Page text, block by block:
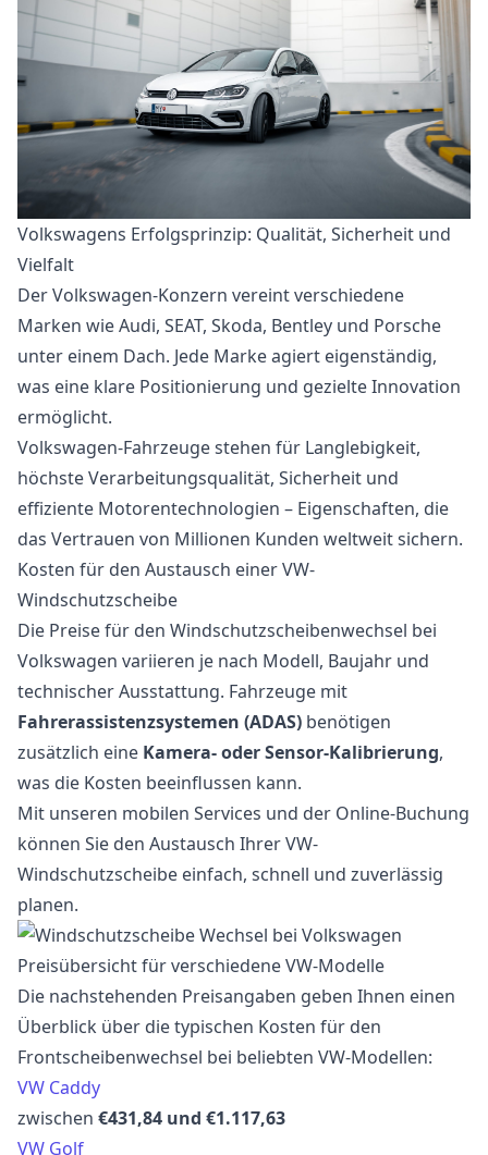
Volkswagens Erfolgsprinzip: Qualität, Sicherheit und
Vielfalt
Der Volkswagen-Konzern vereint verschiedene
Marken wie Audi, SEAT, Skoda, Bentley und Porsche
unter einem Dach. Jede Marke agiert eigenständig,
was eine klare Positionierung und gezielte Innovation
ermöglicht.
Volkswagen-Fahrzeuge stehen für Langlebigkeit,
höchste Verarbeitungsqualität, Sicherheit und
effiziente Motorentechnologien – Eigenschaften, die
das Vertrauen von Millionen Kunden weltweit sichern.
Kosten für den Austausch einer VW-
Windschutzscheibe
Die Preise für den Windschutzscheibenwechsel bei
Volkswagen variieren je nach Modell, Baujahr und
technischer Ausstattung. Fahrzeuge mit
Fahrerassistenzsystemen (ADAS) benötigen
zusätzlich eine Kamera- oder Sensor-Kalibrierung,
was die Kosten beeinflussen kann.
Mit unseren mobilen Services und der Online-Buchung
können Sie den Austausch Ihrer VW-
Windschutzscheibe einfach, schnell und zuverlässig
planen.
Preisübersicht für verschiedene VW-Modelle
Die nachstehenden Preisangaben geben Ihnen einen
Überblick über die typischen Kosten für den
Frontscheibenwechsel bei beliebten VW-Modellen:
VW Caddy
zwischen €431,84 und €1.117,63
VW Golf